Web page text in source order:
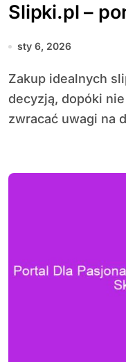
Slipki.pl –
sty 6, 2026
Zakup idealnych slipów wydaje się prostą
decyzją, dopóki
zwracać uwagi na